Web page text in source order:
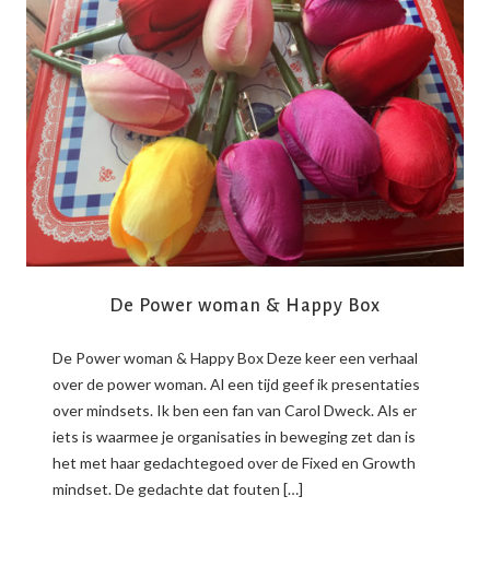
READ MORE
De Power woman & Happy Box
De Power woman & Happy Box Deze keer een verhaal
over de power woman. Al een tijd geef ik presentaties
over mindsets. Ik ben een fan van Carol Dweck. Als er
iets is waarmee je organisaties in beweging zet dan is
het met haar gedachtegoed over de Fixed en Growth
mindset. De gedachte dat fouten […]